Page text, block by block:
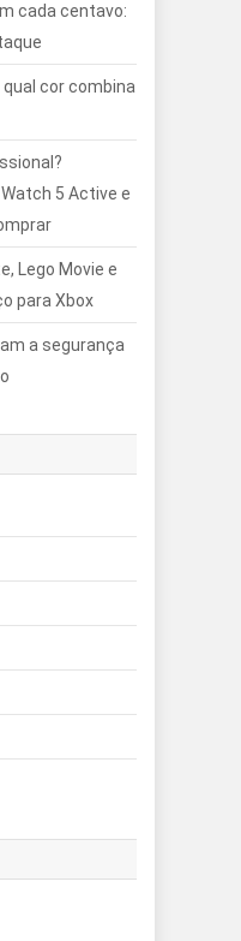
cada centavo:
cor combina
5 Active e
Lego Movie e
para Xbox
a segurança